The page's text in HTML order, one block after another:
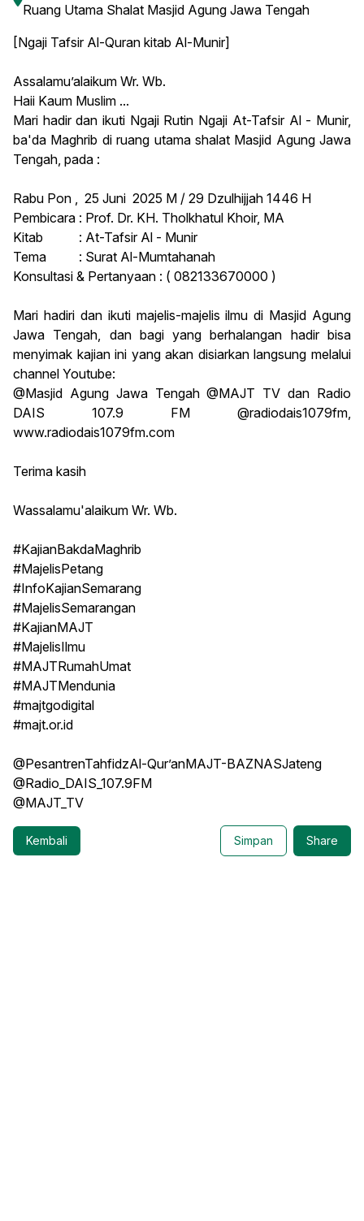
Ruang Utama Shalat Masjid Agung Jawa Tengah
[Ngaji Tafsir Al-Quran kitab Al-Munir]
Assalamu’alaikum Wr. Wb.
Haii Kaum Muslim ...
Mari hadir dan ikuti Ngaji Rutin Ngaji At-Tafsir Al - Munir,
ba'da Maghrib di ruang utama shalat Masjid Agung Jawa
Tengah, pada :
Rabu Pon , 25 Juni 2025 M / 29 Dzulhijjah 1446 H
Pembicara : Prof. Dr. KH. Tholkhatul Khoir, MA
Kitab : At-Tafsir Al - Munir
Tema : Surat Al-Mumtahanah
Konsultasi & Pertanyaan : ( 082133670000 )
Mari hadiri dan ikuti majelis-majelis ilmu di Masjid Agung
Jawa Tengah, dan bagi yang berhalangan hadir bisa
menyimak kajian ini yang akan disiarkan langsung melalui
channel Youtube:
@Masjid Agung Jawa Tengah @MAJT TV dan Radio
DAIS 107.9 FM @radiodais1079fm,
www.radiodais1079fm.com
Terima kasih
Wassalamu'alaikum Wr. Wb.
#KajianBakdaMaghrib
#MajelisPetang
#InfoKajianSemarang
#MajelisSemarangan
#KajianMAJT
#MajelisIlmu
#MAJTRumahUmat
#MAJTMendunia
#majtgodigital
#majt.or.id
@PesantrenTahfidzAl-Qur’anMAJT-BAZNASJateng
@Radio_DAIS_107.9FM
@MAJT_TV
Kembali Simpan Share